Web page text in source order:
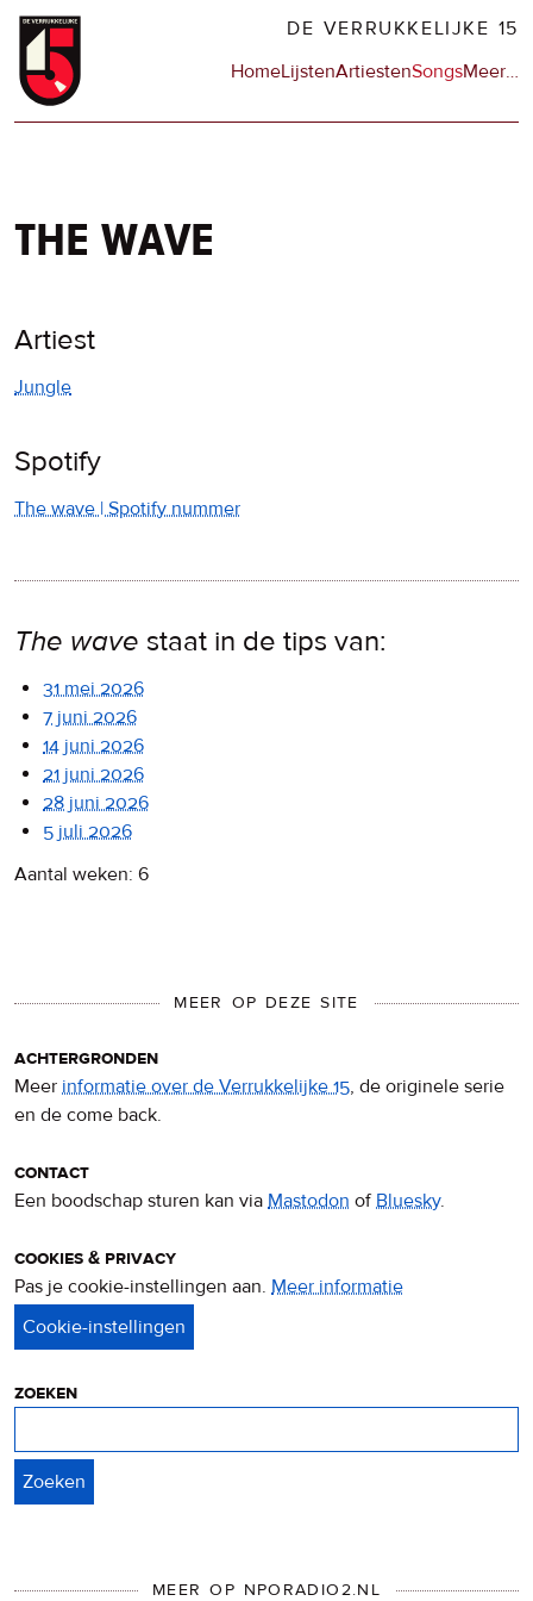
Overslaan
naar
DE VERRUKKELIJKE 15
Hoofdnavigatie
HomeLijstenArtiestenSongsMeerop
…
the wave
Artiest
Jungle
Spotify
The wave | Spotify nummer
The wave staat in de tips van:
31 mei 2026
7 juni 2026
14 juni 2026
21 juni 2026
28 juni 2026
5 juli 2026
Aantal weken: 6
MEER OP DEZE SITE
achtergronden
Meer informatie over de Verrukkelijke 15, de originele serie
en de come back.
contact
Een boodschap sturen kan via Mastodon ofBluesky.
cookies & privacy
Pas je cookie-instellingen aan. Meer informatie
zoeken
MEER OP NPORADIO2.NL